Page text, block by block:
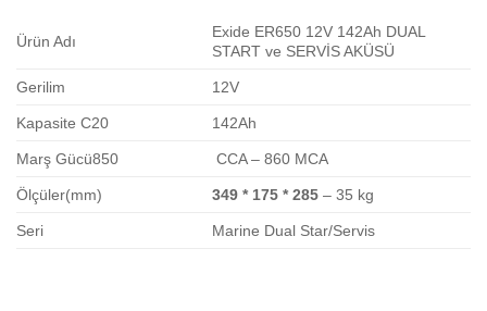
Ürün Adı
Exide ER650 12V 142Ah DUAL
START ve SERVİS AKÜSÜ
Gerilim 12V
Kapasite C20 142Ah
Marş Gücü850 CCA – 860 MCA
Ölçüler(mm) 349 * 175 * 285 – 35 kg
Seri Marine Dual Star/Servis